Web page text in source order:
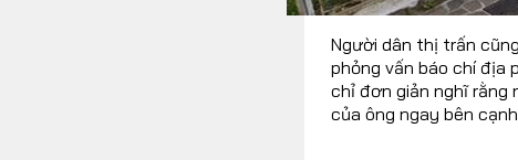
Người dân thị trấn
phỏng vấn báo chí địa
chỉ đơn giản nghĩ rằng
của ông ngay bên